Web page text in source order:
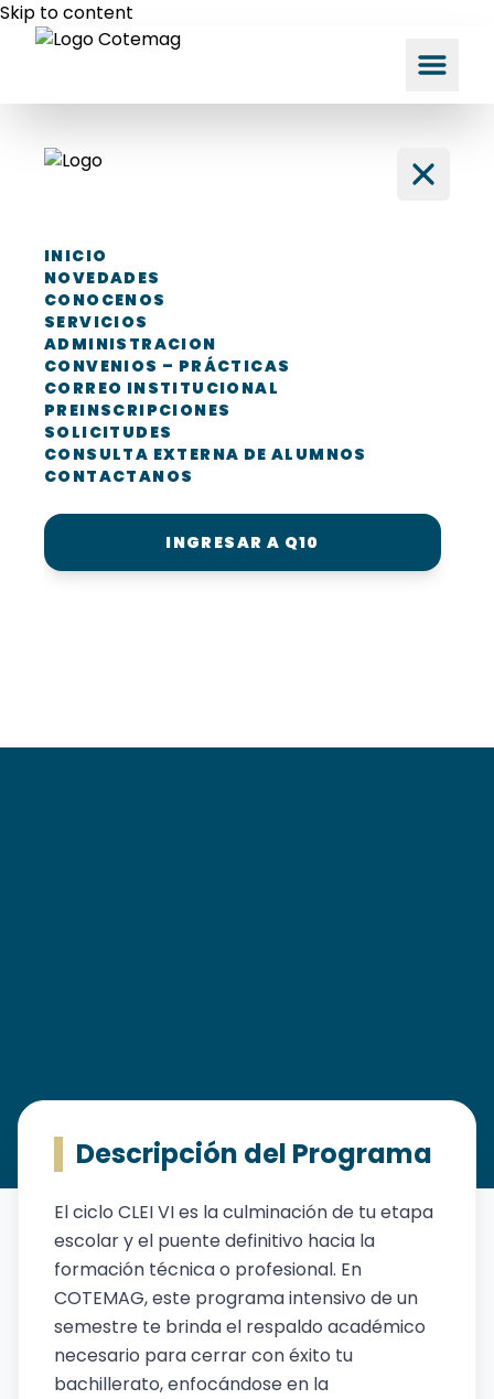
Skip to content
INICIO
NOVEDADES
CONOCENOS
SERVICIOS
ADMINISTRACION
CONVENIOS – PRÁCTICAS
CORREO INSTITUCIONAL
PREINSCRIPCIONES
SOLICITUDES
CONSULTA EXTERNA DE ALUMNOS
CONTACTANOS
INGRESAR A Q10
BACHILLERATO POR
CICLOS CLEI VI – GRADO
11MO
Descripción del Programa
El ciclo CLEI VI es la culminación de tu etapa
escolar y el puente definitivo hacia la
formación técnica o profesional. En
COTEMAG, este programa intensivo de un
semestre te brinda el respaldo académico
necesario para cerrar con éxito tu
bachillerato, enfocándose en la